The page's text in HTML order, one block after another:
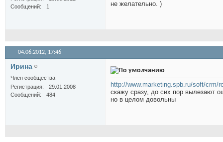
Сообщений
1
не желательно. )
04.06.2012, 17:46
Иринa
Член сообщества
Регистрация
29.01.2008
Сообщений
484
http://www.marketing.spb.ru/soft/crm/
скажу сразу, до сих пор вылезают
но в целом довольны